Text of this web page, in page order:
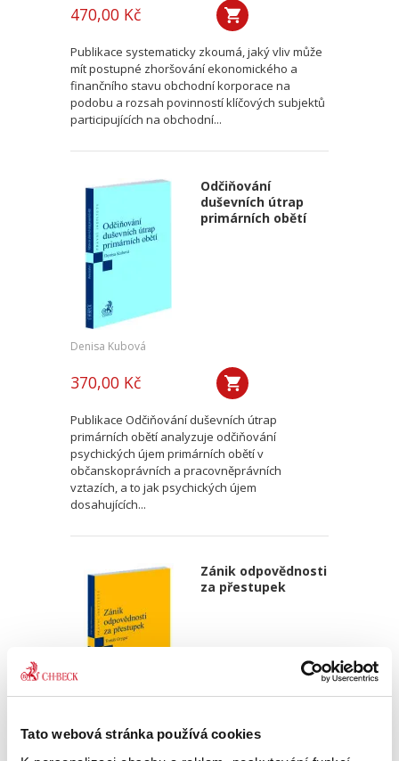
Tato webová stránka používá cookies
470,00 Kč
Publikace systematicky zkoumá, jaký vliv může
mít postupné zhoršování ekonomického a
finančního stavu obchodní korporace na
podobu a rozsah povinností klíčových subjektů
participujících na obchodní...
Odčiňování
duševních útrap
primárních obětí
Denisa Kubová
370,00 Kč
Publikace Odčiňování duševních útrap
primárních obětí analyzuje odčiňování
psychických újem primárních obětí v
občanskoprávních a pracovněprávních
vztazích, a to jak psychických újem
dosahujících...
Zánik odpovědnosti
za přestupek
Tomáš Grygar